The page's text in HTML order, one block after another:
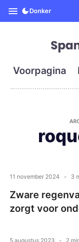
Donker
Voorpagina
11 november 2024 3
Zware
zorgt voor
5 augustus 2023 2